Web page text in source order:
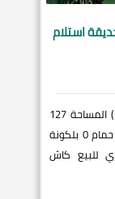
استلام
) المساحة 127
شرقي تطل على حديقة تشمل 3 نوم 1 حمام 0 بلكونة
للبيع كاش